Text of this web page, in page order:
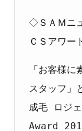
◇ＳＡＭニ
ＣＳアワー
「お客様
スタッフ」
成毛 ロジ
Award